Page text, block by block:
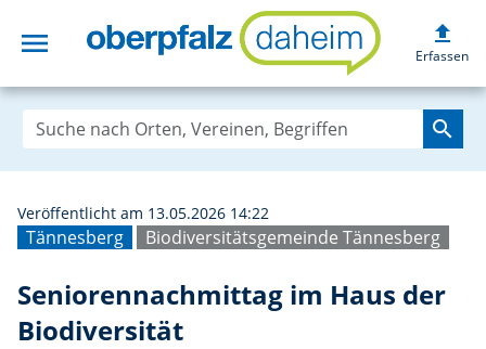
menu upload
Erfassen
search
Tännesberg Biodiversitätsgemeinde Tännesberg
Veröffentlicht am 13.05.2026 14:22
Seniorennachmittag im Haus der
Biodiversität